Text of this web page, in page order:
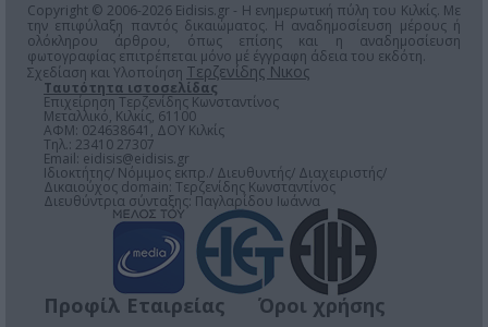
Copyright © 2006-2026 Eidisis.gr - Η ενημερωτική πύλη του Κιλκίς. Με
την επιφύλαξη παντός δικαιώματος. Η αναδημοσίευση μέρους ή
ολόκληρου άρθρου, όπως επίσης και η αναδημοσίευση
φωτογραφίας επιτρέπεται μόνο μέ έγγραφη άδεια του εκδότη.
Σχεδίαση και Υλοποίηση Τερζενίδης Νικος
Ταυτότητα ιστοσελίδας
Επιχείρηση Τερζενίδης Κωνσταντίνος
Μεταλλικό, Κιλκίς, 61100
ΑΦΜ: 024638641, ΔΟΥ Κιλκίς
Τηλ.: 23410 27307
Email: eidisis@eidisis.gr
Ιδιοκτήτης/ Νόμιμος εκπρ./ Διευθυντής/ Διαχειριστής/
Δικαιούχος domain: Τερζενίδης Κωνσταντίνος
Διευθύντρια σύνταξης: Παγλαρίδου Ιωάννα
Προφίλ Εταιρείας Όροι χρήσης